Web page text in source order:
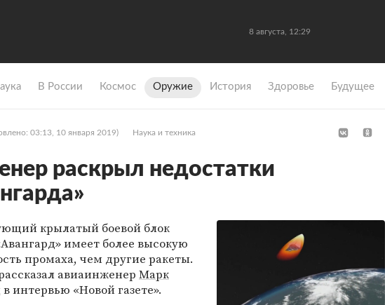
8 августа, 12:29
В России Космос Оружие История Здоровье Будущее
03:13, 10 января 2019) Наука и техника
раскрыл недостатки
крылатый боевой блок
имеет более высокую
промаха, чем другие ракеты.
авиаинженер Марк
в интервью «Новой газете».